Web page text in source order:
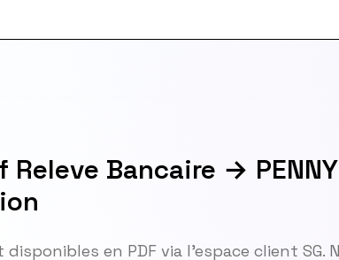
Bancaire →
disponibles en PDF via l'espace client